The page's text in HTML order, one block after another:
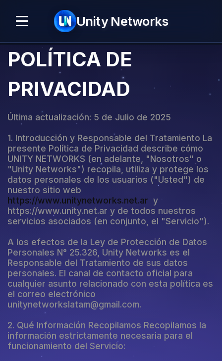
Unity Networks
POLÍTICA DE
PRIVACIDAD
Última actualización: 5 de Julio de 2025
1. Introducción y Responsable del Tratamiento La
presente Política de Privacidad describe cómo
UNITY NETWORKS (en adelante, "Nosotros" o
"Unity Networks") recopila, utiliza y protege los
datos personales de los usuarios ("Usted") de
nuestro sitio web
https://www.unitynetworks.net.ar y
https://www.unity.net.ar y de todos nuestros
servicios asociados (en conjunto, el "Servicio").
A los efectos de la Ley de Protección de Datos
Personales N° 25.326, Unity Networks es el
Responsable del Tratamiento de sus datos
personales. El canal de contacto oficial para
cualquier asunto relacionado con esta política es
el correo electrónico
unitynetworkslatam@gmail.com.
2. Qué Información Recopilamos Recopilamos la
información estrictamente necesaria para el
funcionamiento del Servicio: